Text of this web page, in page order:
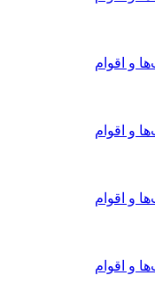
و اقوام
و اقوام
و اقوام
و اقوام